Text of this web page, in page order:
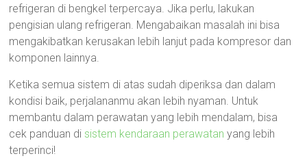
refrigeran di bengkel terpercaya. Jika perlu, lakukan
pengisian ulang refrigeran. Mengabaikan masalah ini bisa
mengakibatkan kerusakan lebih lanjut pada kompresor dan
komponen lainnya.
Ketika semua sistem di atas sudah diperiksa dan dalam
kondisi baik, perjalananmu akan lebih nyaman. Untuk
membantu dalam perawatan yang lebih mendalam, bisa
cek panduan di sistem kendaraan perawatan yang lebih
terperinci!